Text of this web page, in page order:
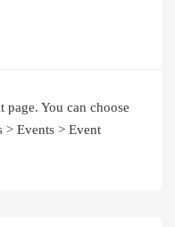
page. You can choose
> Events > Event